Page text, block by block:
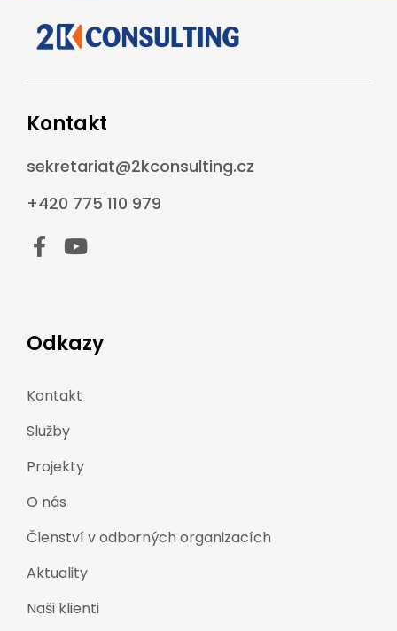
Kontakt
sekretariat@2kconsulting.cz
+420 775 110 979
Odkazy
Kontakt
Služby
Projekty
O nás
Členství v odborných organizacích
Aktuality
Naši klienti